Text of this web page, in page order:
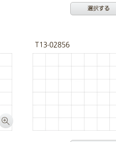
選択する
T13-02856